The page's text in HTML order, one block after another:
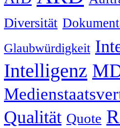
Diversität
Glaubwürdigkeit
Intelligenz
Qualität Quote